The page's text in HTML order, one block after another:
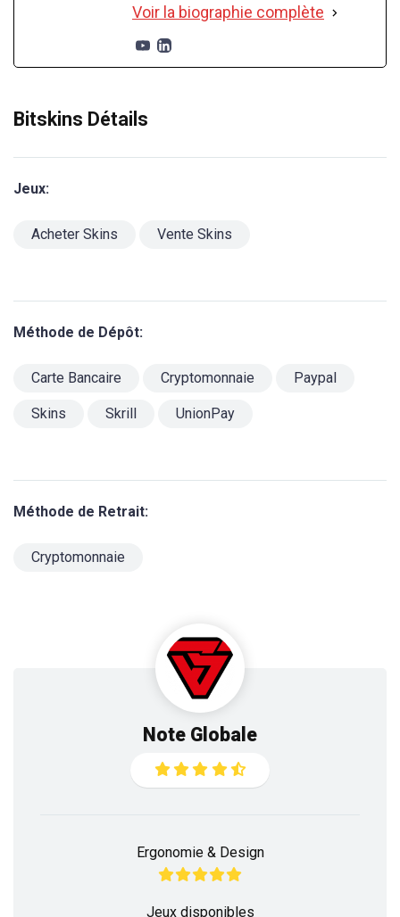
Voir la biographie complète
Bitskins Détails
Jeux:
Acheter Skins Vente Skins
Méthode de Dépôt:
Carte Bancaire Cryptomonnaie Paypal
Skins Skrill UnionPay
Méthode de Retrait:
Cryptomonnaie
Note Globale
Ergonomie & Design
Jeux disponibles